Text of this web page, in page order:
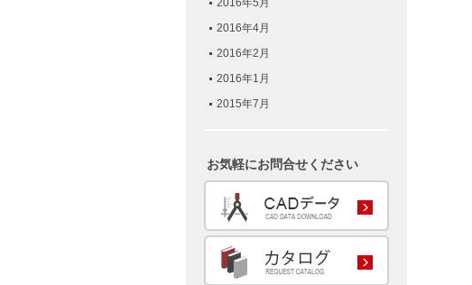
2016年5月
2016年4月
2016年2月
2016年1月
2015年7月
お気軽にお問合せください